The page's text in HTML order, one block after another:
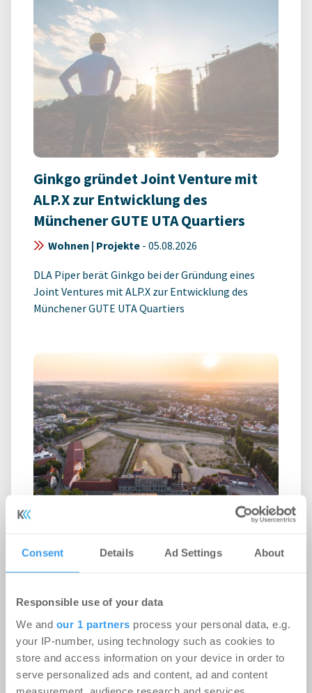
Consent Details Ad Settings About
Responsible use of your data
We and our 1 partners process your personal data, e.g.
your IP-number, using technology such as cookies to
store and access information on your device in order to
serve personalized ads and content, ad and content
Ginkgo gründet Joint Venture mit
ALP.X zur Entwicklung des
Münchener GUTE UTA Quartiers
Wohnen | Projekte - 05.08.2026
DLA Piper berät Ginkgo bei der Gründung eines
Joint Ventures mit ALP.X zur Entwicklung des
Münchener GUTE UTA Quartiers
Dachauer MD-Gelände